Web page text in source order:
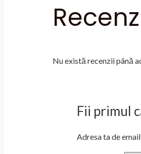
Nu există recenzii până
Fii primul
Adresa ta de